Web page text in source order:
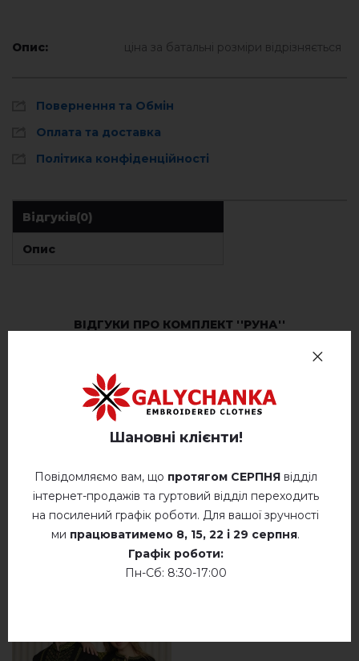
Опис: ціна за батальні розміри відрізняється
Повернення та Обмін
Оплата та доставка
Політика конфіденційності
Відгуків(0)
Опис
ВІДГУКИ ПРО КОМПЛЕКТ ''РУНА''
додайте свій відгук про комплект ''Руна''
СХОЖІ ТОВАРИ
Шановні клієнти!
Повідомляємо вам, що протягом СЕРПНЯвідділ
інтернет-продажів та гуртовий відділ переходить
на посилений графік роботи. Для вашої зручності
ми працюватимемо 8, 15, 22 і 29 серпня.
Графік роботи:
Пн-Сб: 8:30-17:00